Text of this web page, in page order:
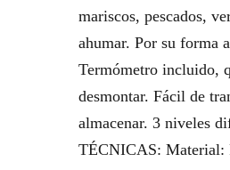
mariscos, pescados,
ahumar. Por su forma
Termómetro incluido,
desmontar. Fácil de
almacenar. 3 niveles
TÉCNICAS: Material: